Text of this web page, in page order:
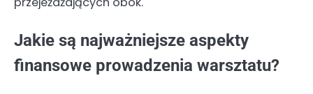
Jakie są najważniejsze aspekty
finansowe prowadzenia warsztatu?